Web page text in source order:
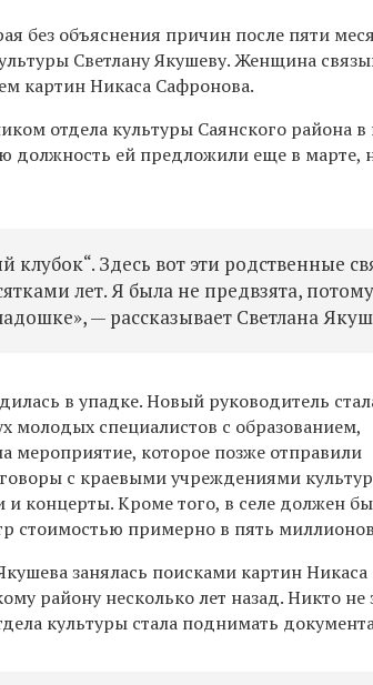
без объяснения причин после пяти
Светлану Якушеву. Женщина
картин Никаса Сафронова.
отдела культуры Саянского района
должность ей предложили еще в марте,
клубок“. Здесь вот эти родственные
лет.Я была не предвзята,
— рассказывает Светлана
в упадке. Новый руководитель
молодых специалистов с образованием,
мероприятие, которое позже отправили
с краевыми учреждениями
и концерты.Кроме того, в селе должен
стоимостью примерно в пять
занялась поисками картин Никаса
району несколько лет назад. Никто не
культуры стала поднимать